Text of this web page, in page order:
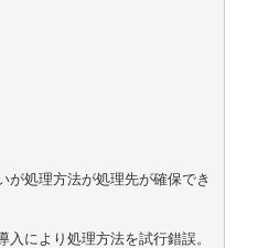
処理方法が処理先が確保でき
により処理方法を試行錯誤。